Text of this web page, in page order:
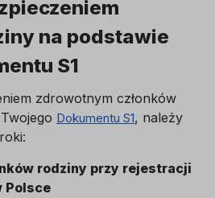
na podstawie
S1
zdrowotnym członków
Dokumentu S1, należy
rodziny przy rejestracji
Polsce